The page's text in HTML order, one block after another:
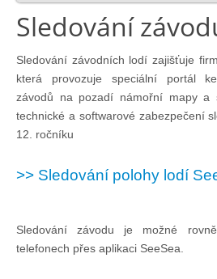
Legislativa
Legislativní proces
Doklady osob
Rádio (MF, HF, VHF)
Sledování
Sledování závodních lodí zajišťuje
která provozuje speciální portál
závodů na pozadí námořní mapy a
technické a softwarové zabezpečení
12. ročníku
>> Sledování polohy lodí
Sledování závodu je možné
telefonech přes aplikaci SeeSea.